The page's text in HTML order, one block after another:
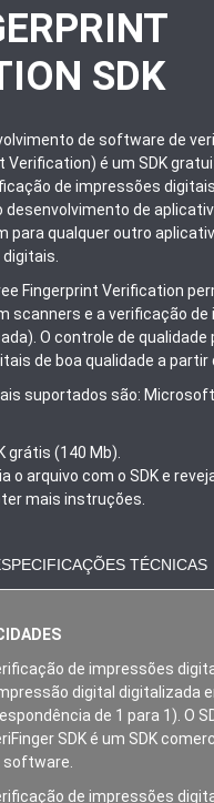
SDK
de software de
Verification) é um SDK
de impressões
desenvolvimento de
para qualquer outro
Fingerprint Verification
scanners e a verificação de
O controle de
de boa qualidade a partir
suportados são:
grátis (140 Mb).
o arquivo com o SDK e
mais instruções.
TÉCNICAS
de impressões
digital digitalizada
de 1 para 1). O
SDK é um SDK
software.
de impressões